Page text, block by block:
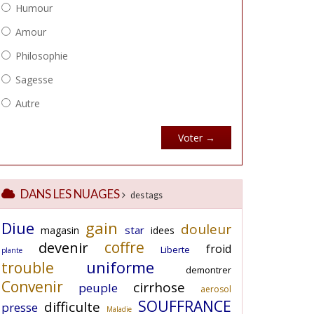
DANS LES NUAGES des tags
Diue magasin gain star idees douleur
plante devenir coffre Liberte froid
trouble uniforme demontrer
Convenir peuple cirrhose aerosol
presse difficulte Maladie SOUFFRANCE